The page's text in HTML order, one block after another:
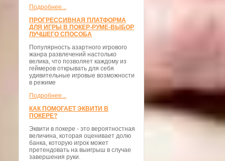
Подробнее...
ПРОГРЕССИВНАЯ ПЛАТФОРМА
ДЛЯ ИГРЫ В ПОКЕР-РУМЕ-ВЫБОР
ЛУЧШЕГО СПОСОБА
Популярность азартного игрового
жанра развлечений настолько
велика, что позволяет каждому из
геймеров открывать для себя
удивительные игровые возможности
в режиме
Подробнее...
КАК ПОМОГАЕТ ЭКВИТИ В
ПОКЕРЕ?
Эквити в покере - это вероятностная
величина, которая оценивает долю
банка, которую игрок может
претендовать на выигрыш в случае
завершения руки.